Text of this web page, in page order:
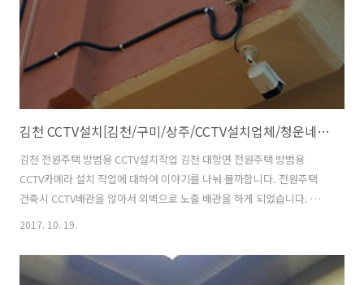
김천 CCTV설치[김천/구미/상주/CCTV설치업체/청운네트웍스]
김천 전원주택 방범용 CCTV설치작업 김천 대항면 전원주택 방범용
CCTV카메라 설치 작업에 대하여 이야기를 나눠 볼까합니다. 전원주택
건축시 CCTV배관을 않아서 외벽으로 노출 배관을 하게 되었습니다. 건
물의 외관을 훼손 최소화 하면서 미관상 훼손없이 최대한 깔끔하게 배관
관으로 영상녹화기가 설치되는 장소까지 배관시공을 했습니다. 외벽 배
관을 금속가요전선관 방수형으로 옥상에서 지상1층까지 시공하였으며
2017. 10. 19.